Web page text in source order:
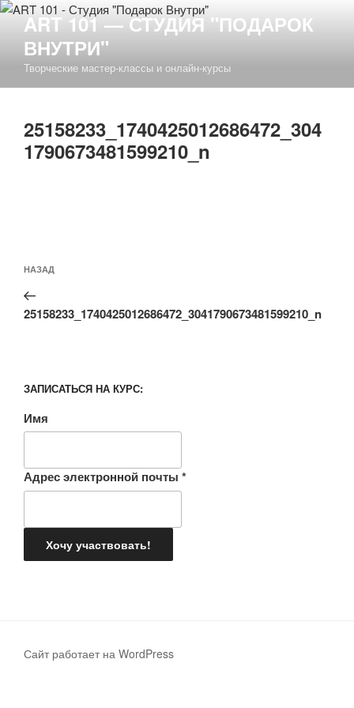
Перейти
содержимому
ART 101 — СТУДИЯ "ПОДАРОК
ВНУТРИ"
Творческие мастер-классы и онлайн-курсы
25158233_1740425012686472_304
1790673481599210_n
по
записям
Предыдущая
запись:
НАЗАД
25158233_1740425012686472_3041790673481599210_n
ЗАПИСАТЬСЯ НА КУРС:
Имя
Адрес электронной почты *
Сайт работает на WordPress